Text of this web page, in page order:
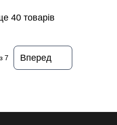
40 товарів
з 7 Вперед